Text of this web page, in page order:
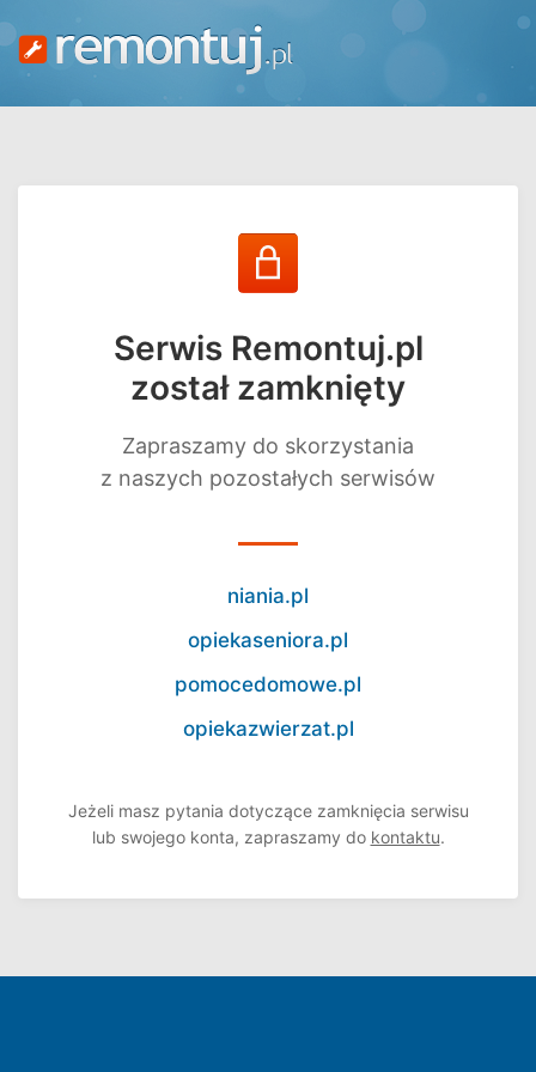
Serwis Remontuj.pl
został zamknięty
Zapraszamy do skorzystania
z naszych pozostałych serwisów
niania.pl
opiekaseniora.pl
pomocedomowe.pl
opiekazwierzat.pl
Jeżeli masz pytania dotyczące zamknięcia serwisu
lub swojego konta, zapraszamy do kontaktu.